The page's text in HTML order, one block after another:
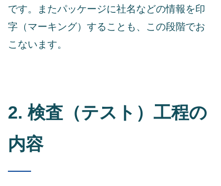
です。またパッケージに社名などの情報を印
字（マーキング）することも、この段階でお
こないます。
2. 検査（テスト）工程の
内容